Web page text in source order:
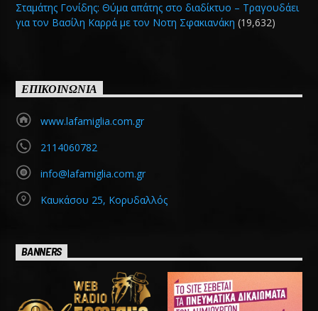
Σταμάτης Γονίδης: Θύμα απάτης στο διαδίκτυο – Τραγουδάει
για τον Βασίλη Καρρά με τον Νοτη Σφακιανάκη (19,632)
ΕΠΙΚΟΙΝΩΝΙΑ
www.lafamiglia.com.gr
2114060782
info@lafamiglia.com.gr
Καυκάσου 25, Κορυδαλλός
BANNERS